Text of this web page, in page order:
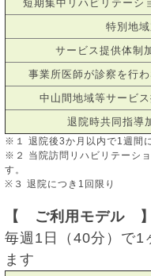
短期集中リハビリテーシ
特別地
サービス提供体制
事業所医師が診察を行
中山間地域等サービ
退院時共同指導
※１ 退院後3か月以内で1週間
※２ 当院訪問リハビリテーシ
す。
※３ 退院につき1回限り
【 ご利用モデル 】
毎週1日（40分）で1
ます